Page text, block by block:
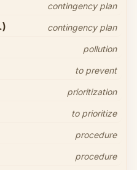
contingency plan
contingency plan
pollution
to prevent
prioritization
to prioritize
procedure
procedure